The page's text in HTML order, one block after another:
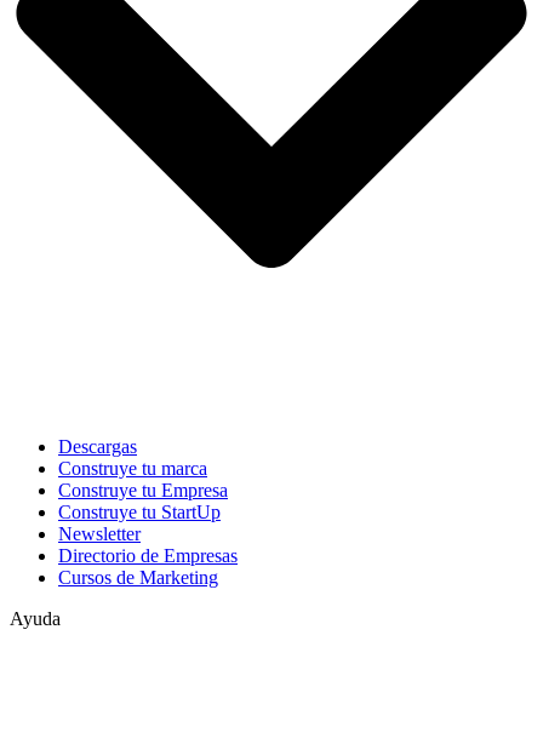
Descargas
Construye tu marca
Construye tu Empresa
Construye tu StartUp
Newsletter
Directorio de Empresas
Cursos de Marketing
Ayuda